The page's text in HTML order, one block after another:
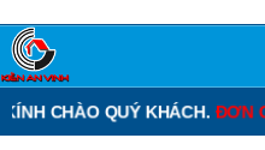
KHÁCH.ĐƠN GIÁ THIẾT KẾ